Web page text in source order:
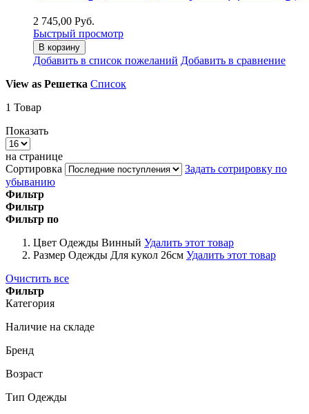
2 745,00 Руб.
Быстрый просмотр
В корзину
Добавить в список пожеланий Добавить в сравнение
View as Решетка Список
1 Товар
Показать
на странице
Сортировка
Задать сотрировку по
убыванию
Фильтр
Фильтр
Фильтр по
Цвет Одежды Винный Удалить этот товар
Размер Одежды Для кукол 26см Удалить этот товар
Очистить все
Фильтр
Категория
Наличие на складе
Бренд
Возраст
Тип Одежды